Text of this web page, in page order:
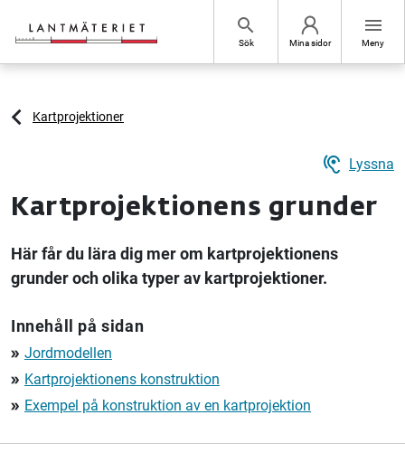
search
Sök Mina sidor
menu
Meny
Kartprojektioner
hearing Lyssna
Kartprojektionens grunder
Här får du lära dig mer om kartprojektionens
grunder och olika typer av kartprojektioner.
Innehåll på sidan
double_arrow Jordmodellen
double_arrow Kartprojektionens konstruktion
double_arrow Exempel på konstruktion av en kartprojektion